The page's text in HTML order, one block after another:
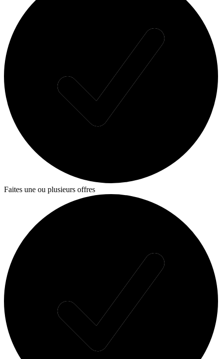
Faites une ou plusieurs offres